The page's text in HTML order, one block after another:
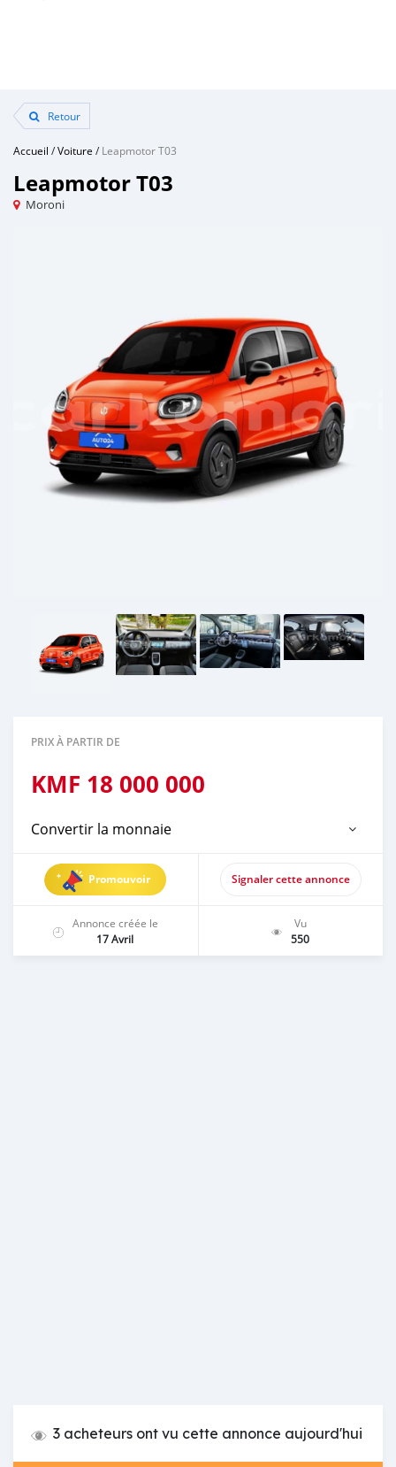
Retour
Accueil /Voiture /Leapmotor T03
Leapmotor T03
Moroni
PRIX À PARTIR DE
KMF 18 000 000
Convertir la monnaie
Promouvoir Signaler cette annonce
Annonce créée le
17 Avril
Vu
550
3 acheteurs ont vu cette annonce aujourd'hui